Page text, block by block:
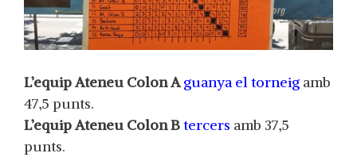
L’equip Ateneu Colon A guanya el torneig amb
47,5 punts.
L’equip Ateneu Colon Btercers amb 37,5
punts.